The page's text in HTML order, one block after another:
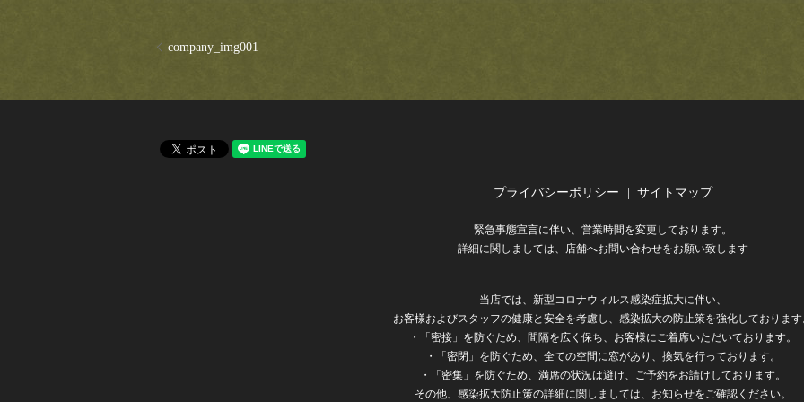
company_img001
プライバシーポリシー サイトマップ
緊急事態宣言に伴い、営業時間を変更しております。
詳細に関しましては、店舗へお問い合わせをお願い致します
当店では、新型コロナウィルス感染症拡大に伴い、
お客様およびスタッフの健康と安全を考慮し、感染拡大の防止策を強化しておりま
・「密接」を防ぐため、間隔を広く保ち、お客様にご着席いただいております。
・「密閉」を防ぐため、全ての空間に窓があり、換気を行っております。
・「密集」を防ぐため、満席の状況は避け、ご予約をお請けしております。
その他、感染拡大防止策の詳細に関しましては、お知らせをご確認ください。